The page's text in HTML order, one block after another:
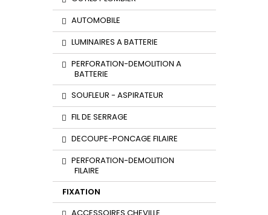
AUTOMOBILE
LUMINAIRES A BATTERIE
PERFORATION-DEMOLITION A
BATTERIE
SOUFLEUR - ASPIRATEUR
FIL DE SERRAGE
DECOUPE-PONCAGE FILAIRE
PERFORATION-DEMOLITION
FILAIRE
FIXATION